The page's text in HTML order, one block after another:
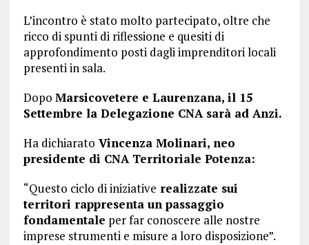
L’incontro è stato molto partecipato, oltre che
ricco di spunti di riflessione e quesiti di
approfondimento posti dagli imprenditori locali
presenti in sala.
Dopo Marsicovetere e Laurenzana, il 15
Settembre la Delegazione CNA sarà ad Anzi.
Ha dichiarato Vincenza Molinari, neo
presidente di CNA Territoriale Potenza:
“Questo ciclo di iniziative realizzate sui
territori rappresenta un passaggio
fondamentale per far conoscere alle nostre
imprese strumenti e misure a loro disposizione”.